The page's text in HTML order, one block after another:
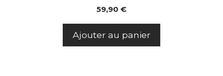
59,90 €
Ajouter au panier